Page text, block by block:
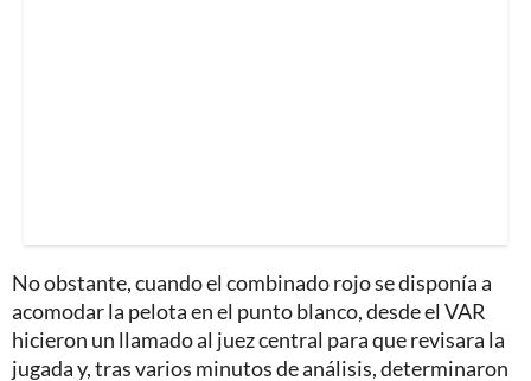
No obstante, cuando el combinado rojo se disponía a
acomodar la pelota en el punto blanco, desde el VAR
hicieron un llamado al juez central para que revisara la
jugada y, tras varios minutos de análisis, determinaron